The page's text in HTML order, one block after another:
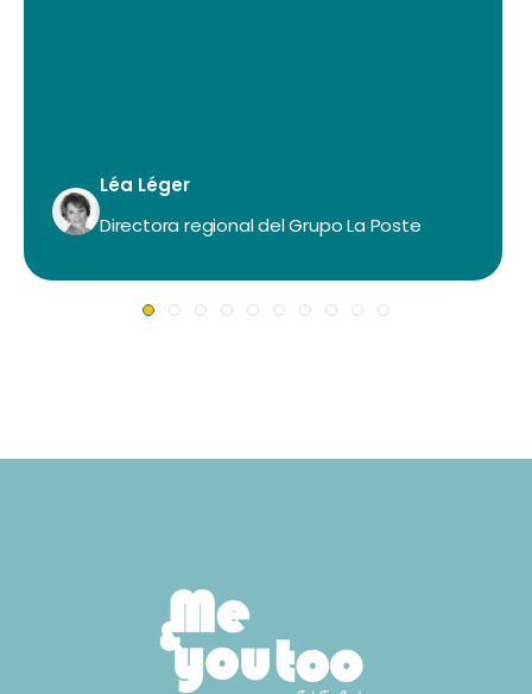
Léa Léger
Directora regional del Grupo La Poste